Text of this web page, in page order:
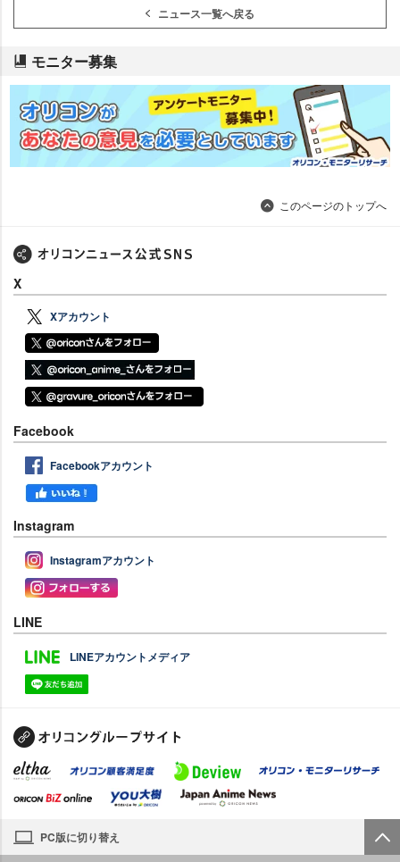
ニュース一覧へ戻る
モニター募集
このページのトップへ
X
Xアカウント
Facebook
Facebookアカウント
Instagram
Instagramアカウント
LINE
LINEアカウントメディア
PC版に切り替え